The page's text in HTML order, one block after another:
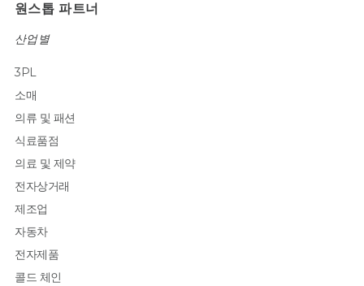
원스톱 파트너
산업별
3PL
소매
의류 및 패션
식료품점
의료 및 제약
전자상거래
제조업
자동차
전자제품
콜드 체인